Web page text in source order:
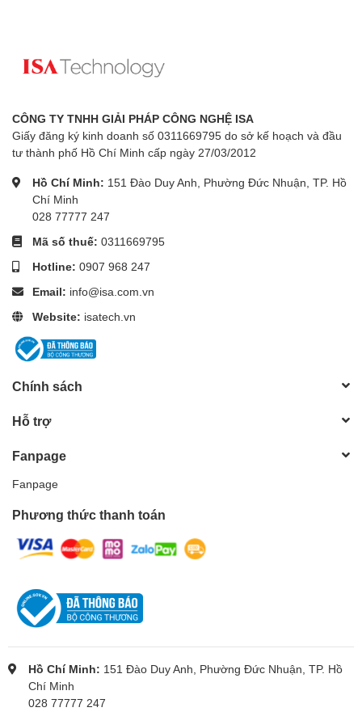
CÔNG TY TNHH GIẢI PHÁP CÔNG NGHỆ ISA
Giấy đăng ký kinh doanh số 0311669795 do sở kế hoạch và đầu
tư thành phố Hồ Chí Minh cấp ngày 27/03/2012
Hồ Chí Minh: 151 Đào Duy Anh, Phường Đức Nhuận, TP. Hồ
Chí Minh
028 77777 247
Mã số thuế: 0311669795
Hotline: 0907 968 247
Email: info@isa.com.vn
Website: isatech.vn
Chính sách
Hỗ trợ
Fanpage
Fanpage
Phương thức thanh toán
Hồ Chí Minh: 151 Đào Duy Anh, Phường Đức Nhuận, TP. Hồ
Chí Minh
028 77777 247